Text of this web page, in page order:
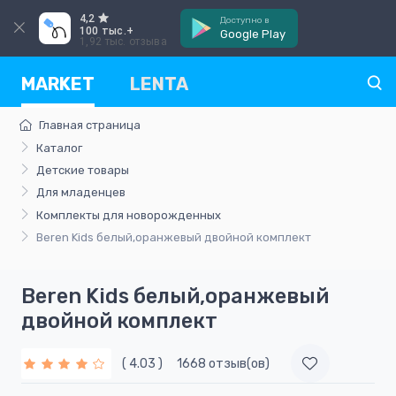
4,2
100 тыс.+
1,92 тыс. отзыва
Доступно в
Google Play
MARKET LENTA
Главная страница
Каталог
Детские товары
Для младенцев
Комплекты для новорожденных
Beren Kids белый,оранжевый двойной комплект
Beren Kids белый,оранжевый
двойной комплект
( 4.03 ) 1668 отзыв(ов)